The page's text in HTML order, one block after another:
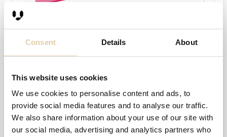
Consent Details About
This website uses cookies
We use cookies to personalise content and ads, to
provide social media features and to analyse our traffic.
We also share information about your use of our site with
our social media, advertising and analytics partners who
Henkilöstö
7
+40 %
2024 2025
4,0